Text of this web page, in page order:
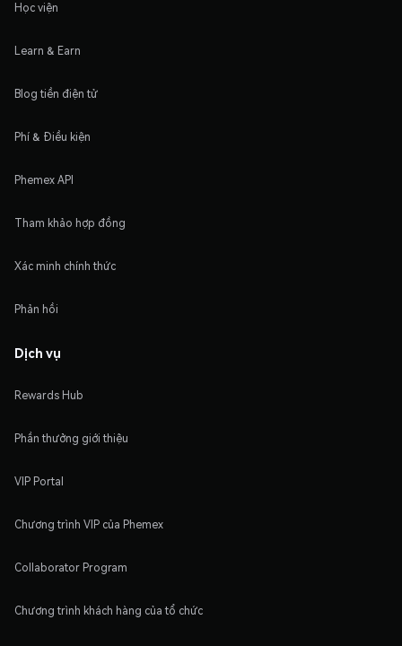
Học viện
Learn & Earn
Blog tiền điện tử
Phí & Điều kiện
Phemex API
Tham khảo hợp đồng
Xác minh chính thức
Phản hồi
Dịch vụ
Rewards Hub
Phần thưởng giới thiệu
VIP Portal
Chương trình VIP của Phemex
Collaborator Program
Chương trình khách hàng của tổ chức